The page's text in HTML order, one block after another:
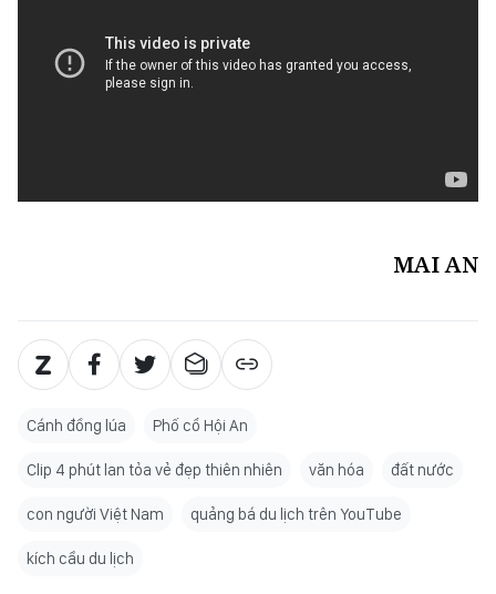
MAI AN
Cánh đồng lúa Phố cổ Hội An
Clip 4 phút lan tỏa vẻ đẹp thiên nhiên văn hóa đất nước
con người Việt Nam quảng bá du lịch trên YouTube
kích cầu du lịch